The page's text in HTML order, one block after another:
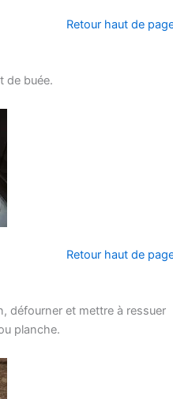
Retour haut de
de buée.
Retour haut de
défour­ner et mettre à res­suer
planche.